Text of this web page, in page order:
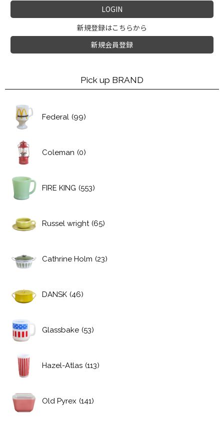
LOGIN
新規登録はこちらから
新規会員登録
Pick up BRAND
Federal (99)
Coleman (0)
FIRE KING (553)
Russel wright (65)
Cathrine Holm (23)
DANSK (46)
Glassbake (53)
Hazel-Atlas (113)
Old Pyrex (141)